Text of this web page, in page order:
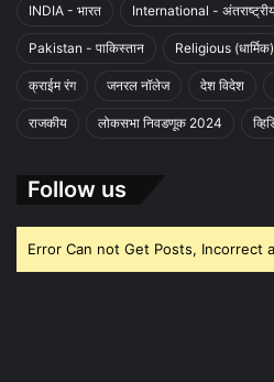
INDIA - भारत International -
Pakistan - पाकिस्तान Religious (धार्मिक)
क्राईम रंग जनरल नॉलेज देश विदेश
राजकीय लोकसभा निवडणूक 2024
Follow us
Error Can not Get Posts, Incorrect